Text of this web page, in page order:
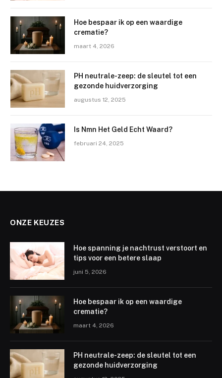
Hoe bespaar ik op een waardige
crematie?
maart 4, 2026
PH neutrale-zeep: de sleutel tot een
gezonde huidverzorging
augustus 12, 2025
Is Nmn Het Geld Echt Waard?
februari 24, 2025
ONZE KEUZES
Hoe spanning je nachtrust verstoort en
tips voor een betere slaap
juni 5, 2026
Hoe bespaar ik op een waardige
crematie?
maart 4, 2026
PH neutrale-zeep: de sleutel tot een
gezonde huidverzorging